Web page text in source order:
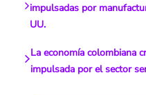
impulsadas por
UU.
La economía colombiana
impulsada por el sector